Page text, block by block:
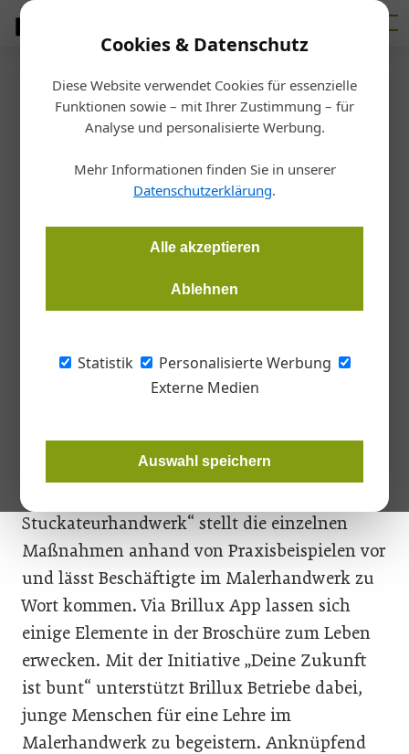
Cookies & Datenschutz
Diese Website verwendet Cookies für essenzielle
Funktionen sowie – mit Ihrer Zustimmung – für
Analyse und personalisierte Werbung.
Mehr Informationen finden Sie in unserer
Datenschutzerklärung.
Alle akzeptieren
Ablehnen
Statistik
Personalisierte Werbung
Externe Medien
Auswahl speichern
Startseite/Allgemein
Brillux-Broschüre will junge
Menschen für das
Malerhandwerk begeistern
gebunden sowie Fachkräfte nachhaltig motiviert
werden? Brillux hat diesbezüglich eine neue Broschüre
Die neue 52-seitige Broschüre mit dem Titel
Stuckateurhandwerk“ stellt die einzelnen
Maßnahmen anhand von Praxisbeispielen vor
und lässt Beschäftigte im Malerhandwerk zu
Wort kommen. Via Brillux App lassen sich
einige Elemente in der Broschüre zum Leben
erwecken. Mit der Initiative „Deine Zukunft
ist bunt“ unterstützt Brillux Betriebe dabei,
junge Menschen für eine Lehre im
Malerhandwerk zu begeistern. Anknüpfend